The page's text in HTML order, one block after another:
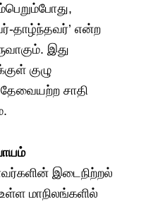
தாழ்ந்தவர்’ என்ற
இது
குழு
சாதி
இடைநிற்றல்
மாநிலங்களில்